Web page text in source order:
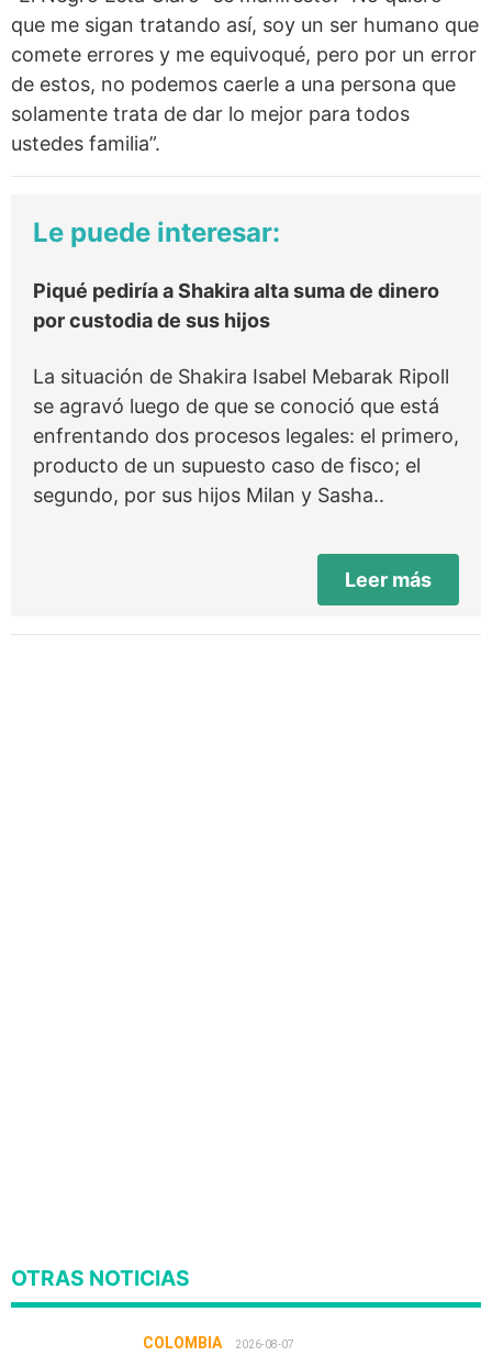
que me sigan tratando así, soy un ser humano que
comete errores y me equivoqué, pero por un error
de estos, no podemos caerle a una persona que
solamente trata de dar lo mejor para todos
ustedes familia”.
Le puede interesar:
Piqué pediría a Shakira alta suma de dinero
por custodia de sus hijos
La situación de Shakira Isabel Mebarak Ripoll
se agravó luego de que se conoció que está
enfrentando dos procesos legales: el primero,
producto de un supuesto caso de fisco; el
segundo, por sus hijos Milan y Sasha..
Leer más
OTRAS NOTICIAS
COLOMBIA 2026-08-07